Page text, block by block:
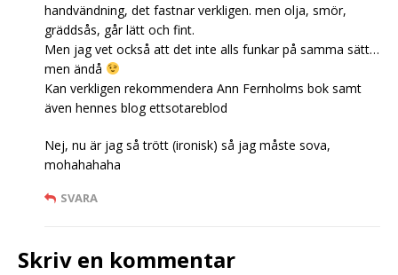
handvändning, det fastnar verkligen. men olja, smör,
gräddsås, går lätt och fint.
Men jag vet också att det inte alls funkar på samma sätt…
men ändå
Kan verkligen rekommendera Ann Fernholms bok samt
även hennes blog ettsotareblod
Nej, nu är jag så trött (ironisk) så jag måste sova,
mohahahaha
SVARA
Skriv en kommentar